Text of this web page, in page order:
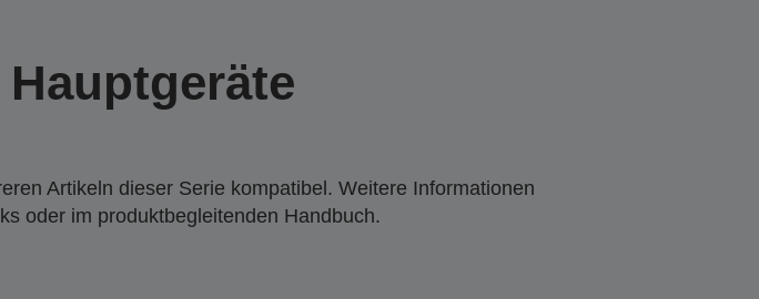
Artikeln dieser Serie kompatibel. Weitere Informationen
oder im produktbegleitenden Handbuch.